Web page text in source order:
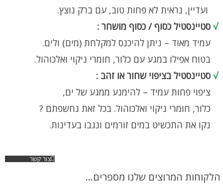
ועדיין, נראית לא פחות טוב, עם ברק נוצץ.
√ סטיינסטיל כסוף / כסוף מושחר :
עמיד מאוד – ניתן להיכנס למקלחת (מים) ולים.
בטוח אפילו במגע עם כלור, חומרי ניקוי ואלכוהול.
√ סטיינסטיל בציפוי שחור או זהב :
ציפוי פחות עמיד – להימנע ממגע של ים,
כלור, חומרי ניקוי ואלכוהול. בכל זאת נחשפתם ?
נקו את התכשיט במים זורמים ונגבו בעדינות.
צור קשר
הלקוחות המרוצים שלנו מספרים...